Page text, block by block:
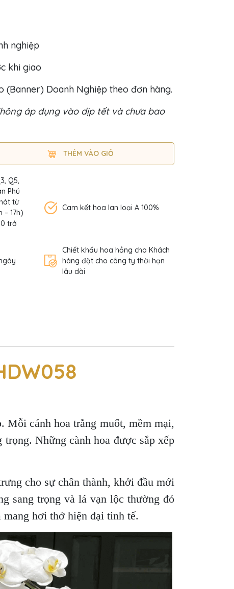
nghiệp
khi giao
(Banner) Doanh Nghiệp theo đơn hàng.
áp dụng vào dịp tết và chưa bao
THÊM VÀO GIỎ
Q5,
Phú
từ
– 17h)
trở
Cam kết hoa lan loại A 100%
Chiết khấu hoa hồng cho Khách
hàng đặt cho công ty thời hạn
lâu dài
Mỗi cánh hoa trắng muốt, mềm mại,
Những cành hoa được sắp xếp
cho sự chân thành, khởi đầu mới
sang trọng và lá vạn lộc thường đỏ
hơi thở hiện đại tinh tế.